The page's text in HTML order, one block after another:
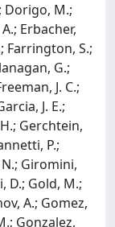
Dorigo, M.;
Erbacher,
Farrington, S.;
G.;
J. C.;
J. E.;
Gerchtein,
P.;
Giromini,
D.; Gold, M.;
A.; Gomez,
Gonzalez,